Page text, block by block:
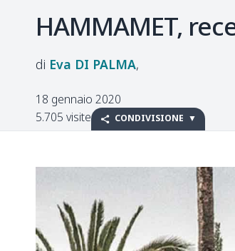
HAMMAMET,
Eva DI PALMA
18 gennaio 2020
5.705 visite
CONDIVISIONE